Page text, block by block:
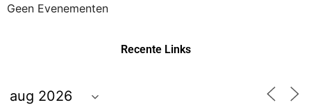
Geen Evenementen
Recente Links